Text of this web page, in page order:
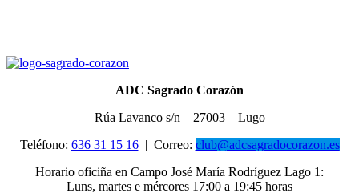
ADC Sagrado Corazón
Rúa Lavanco s/n – 27003 – Lugo
Teléfono: 636 31 15 16| Correo: club@adcsagradocorazon.es
Horario oficiña en Campo José María Rodríguez Lago 1:
Luns, martes e mércores 17:00 a 19:45 horas